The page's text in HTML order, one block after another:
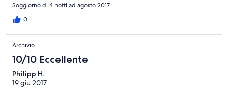
Soggiorno di 4 notti ad agosto 2017
0
Archivio
10/10 Eccellente
Philipp H.
19 giu 2017